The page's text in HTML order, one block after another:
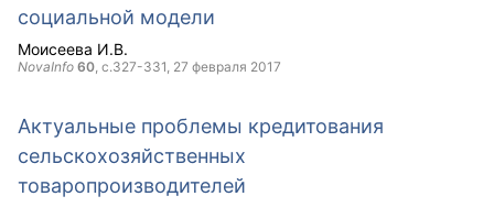
социальной модели
Моисеева И.В.
NovaInfo 60, с.327-331, 27 февраля 2017
Актуальные проблемы кредитования
сельскохозяйственных
товаропроизводителей